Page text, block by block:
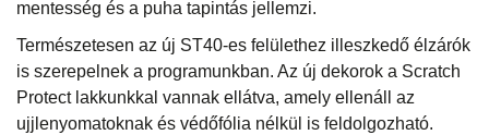
mentesség és a puha tapintás jellemzi.
Természetesen az új ST40-es felülethez illeszkedő élzárók
is szerepelnek a programunkban. Az új dekorok a Scratch
Protect lakkunkkal vannak ellátva, amely ellenáll az
ujjlenyomatoknak és védőfólia nélkül is feldolgozható.